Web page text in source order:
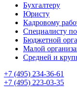
Бухгалтеру
Юристу
Кадровому
Специалисту
Бюджетной
Малой
Средней и
+7 (495) 234-36-61
+7 (495) 223-03-35